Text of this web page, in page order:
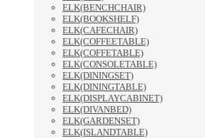
ELK(BENCHCHAIR)
ELK(BOOKSHELF)
ELK(CAFECHAIR)
ELK(COFFEETABLE)
ELK(COFFETABLE)
ELK(CONSOLETABLE)
ELK(DININGSET)
ELK(DININGTABLE)
ELK(DISPLAYCABINET)
ELK(DIVANBED)
ELK(GARDENSET)
ELK(ISLANDTABLE)